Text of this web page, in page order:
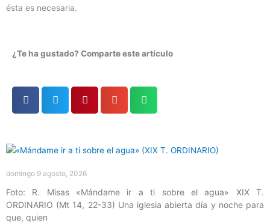
ésta es necesaria.
¿Te ha gustado? Comparte este artículo
domingo 9 agosto, 2026
Foto: R. Misas «Mándame ir a ti sobre el agua» XIX T.
ORDINARIO (Mt 14, 22-33) Una iglesia abierta día y noche para
que, quien
Página
Página
Página
Página
Página